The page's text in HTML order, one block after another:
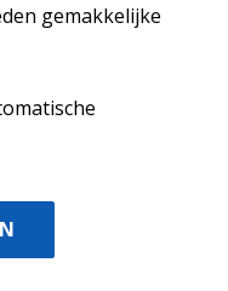
gemakkelijke